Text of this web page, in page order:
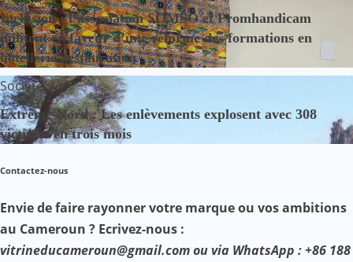
Inclusion : l’association SOMSO et Promhandicam
militent en faveur d’une réforme des formations en
hôtellerie-restauration
Société
Extrême-Nord : Les enlèvements explosent avec 308
victimes en trois mois
Contactez-nous
Envie de faire rayonner votre marque ou vos ambitions
au Cameroun ? Ecrivez-nous :
vitrineducameroun@gmail.com ou via WhatsApp : +86 188